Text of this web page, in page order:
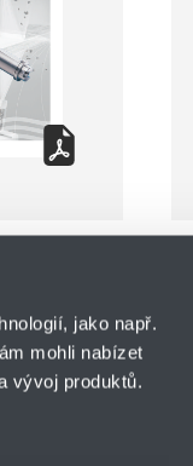
jako např.
mohli nabízet
vývoj produktů.